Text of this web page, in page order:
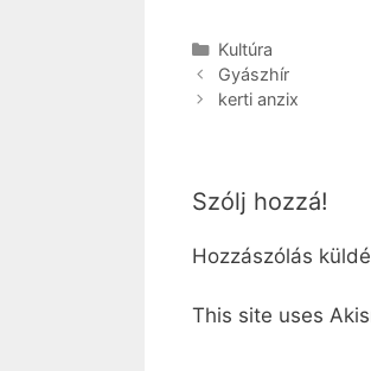
Kategória
Kultúra
Gyászhír
kerti anzix
Szólj hozzá!
Hozzászólás
This site uses